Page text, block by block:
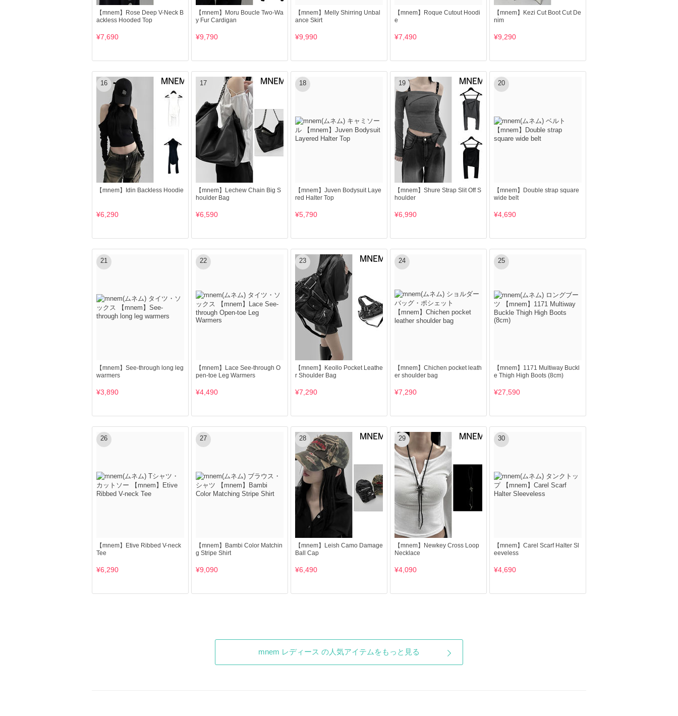
【mnem】Rose Deep V-Neck B
ackless Hooded Top
¥7,690
【mnem】Moru Boucle Two-Wa
y Fur Cardigan
¥9,790
【mnem】Melly Shirring Unbal
ance Skirt
¥9,990
【mnem】Roque Cutout Hoodi
e
¥7,490
【mnem】Kezi Cut Boot Cut De
nim
¥9,290
16
【mnem】Idin Backless Hoodie
¥6,290
17
【mnem】Lechew Chain Big S
houlder Bag
¥6,590
18
【mnem】Juven Bodysuit Laye
red Halter Top
¥5,790
19
【mnem】Shure Strap Slit Off S
houlder
¥6,990
20
【mnem】Double strap square
wide belt
¥4,690
21
【mnem】See-through long leg
warmers
¥3,890
22
【mnem】Lace See-through O
pen-toe Leg Warmers
¥4,490
23
【mnem】Keollo Pocket Leathe
r Shoulder Bag
¥7,290
24
【mnem】Chichen pocket leath
er shoulder bag
¥7,290
25
【mnem】1171 Multiway Buckl
e Thigh High Boots (8cm)
¥27,590
26
【mnem】Etive Ribbed V-neck
Tee
¥6,290
27
【mnem】Bambi Color Matchin
g Stripe Shirt
¥9,090
28
【mnem】Leish Camo Damage
Ball Cap
¥6,490
29
【mnem】Newkey Cross Loop
Necklace
¥4,090
30
【mnem】Carel Scarf Halter Sl
eeveless
¥4,690
mnem レディース の人気アイテムをもっと見る